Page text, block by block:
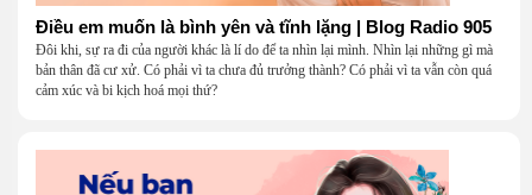
Điều em muốn là bình yên và tĩnh lặng | Blog Radio 905
Đôi khi, sự ra đi của người khác là lí do để ta nhìn lại mình. Nhìn lại những gì mà
bản thân đã cư xử. Có phải vì ta chưa đủ trưởng thành? Có phải vì ta vẫn còn quá
cảm xúc và bi kịch hoá mọi thứ?